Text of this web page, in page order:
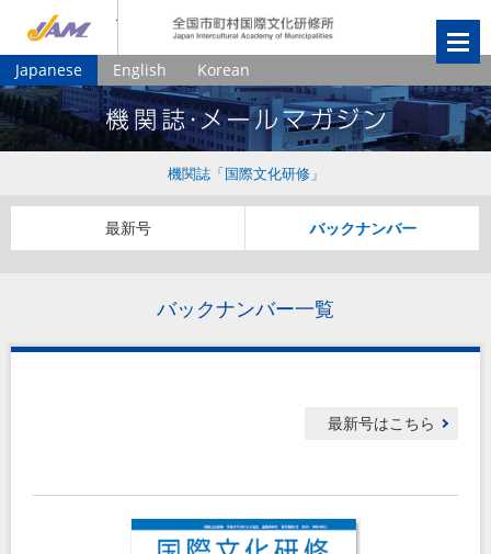
Japanese English Korean
機関誌「国際文化研修」
最新号 バックナンバー
バックナンバー一覧
最新号はこちら